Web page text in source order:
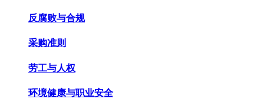
反腐败与合规
采购准则
劳工与人权
环境健康与职业安全